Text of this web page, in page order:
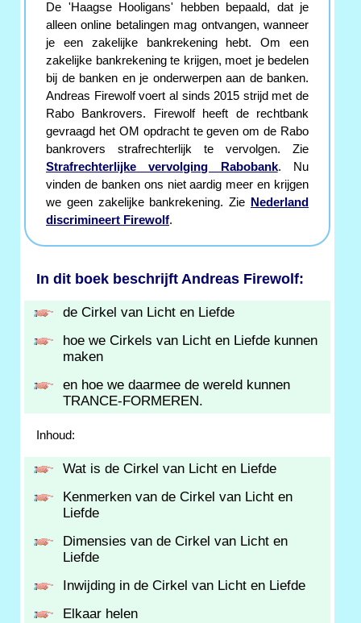
De 'Haagse Hooligans' hebben bepaald, dat je
alleen online betalingen mag ontvangen, wanneer
je een zakelijke bankrekening hebt. Om een
zakelijke bankrekening te krijgen, moet je bedelen
bij de banken en je onderwerpen aan de banken.
Andreas Firewolf voert al sinds 2015 strijd met de
Rabo Bankrovers. Firewolf heeft de rechtbank
gevraagd het OM opdracht te geven om de Rabo
bankrovers strafrechterlijk te vervolgen. Zie
Strafrechterlijke vervolging Rabobank. Nu
vinden de banken ons niet aardig meer en krijgen
we geen zakelijke bankrekening. Zie Nederland
discrimineert Firewolf.
In dit boek beschrijft Andreas Firewolf:
de Cirkel van Licht en Liefde
hoe we Cirkels van Licht en Liefde kunnen
maken
en hoe we daarmee de wereld kunnen
TRANCE-FORMEREN.
Inhoud:
Wat is de Cirkel van Licht en Liefde
Kenmerken van de Cirkel van Licht en
Liefde
Dimensies van de Cirkel van Licht en
Liefde
Inwijding in de Cirkel van Licht en Liefde
Elkaar helen